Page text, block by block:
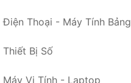
Điện Thoại - Máy Tính Bảng
Thiết Bị Số
Máy Vi Tính - Laptop